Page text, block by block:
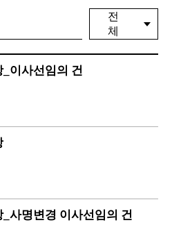
전
체
이사선임의 건
사명변경 이사선임의 건